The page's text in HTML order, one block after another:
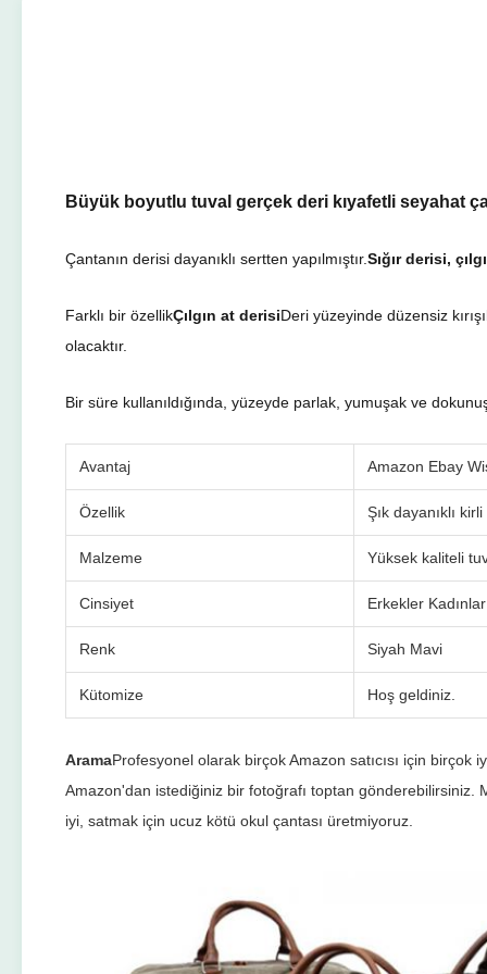
Büyük boyutlu tuval gerçek deri kıyafetli seyahat
Çantanın derisi dayanıklı sertten yapılmıştır.Sığır derisi,
Farklı bir özellikÇılgın at derisiDeri yüzeyinde düzensiz
olacaktır.
Bir süre kullanıldığında, yüzeyde parlak, yumuşak ve
Avantaj Amazon Ebay
Özellik Şık dayanıklı kirli
Malzeme Yüksek kaliteli
Cinsiyet Erkekler Kadınlar
Renk Siyah Mavi
Kütomize Hoş geldiniz.
AramaProfesyonel olarak birçok Amazon satıcısı için birçok
Amazon'dan istediğiniz bir fotoğrafı toptan
iyi, satmak için ucuz kötü okul çantası üretmiyoruz.